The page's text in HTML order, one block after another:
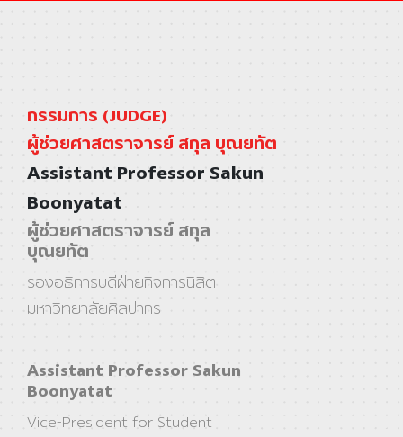
กรรมการ (JUDGE)
ผู้ช่วยศาสตราจารย์ สกุล บุณยทัต
Assistant Professor Sakun
Boonyatat
ผู้ช่วยศาสตราจารย์ สกุล
บุณยทัต
รองอธิการบดีฝ่ายกิจการนิสิต
มหาวิทยาลัยศิลปากร
Assistant Professor Sakun
Boonyatat
Vice-President for Student